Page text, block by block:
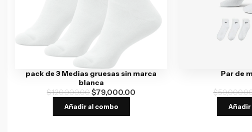
pack de 3 Medias gruesas sin marca
blanca
$120,000.00$79,000.00
Añadir al combo
Par de
$
Añadir